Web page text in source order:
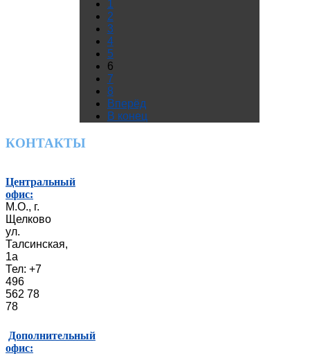
1
2
3
4
5
6
7
8
Вперёд
В конец
КОНТАКТЫ
Центральный
офис:
М.О., г.
Щелково
ул.
Талсинская,
1а
Тел: +7
496
562 78
78
Дополнительный
офис: